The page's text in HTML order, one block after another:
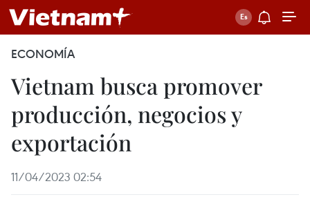
ECONOMÍA
Vietnam busca promover
producción, negocios y
exportación
11/04/2023 02:54